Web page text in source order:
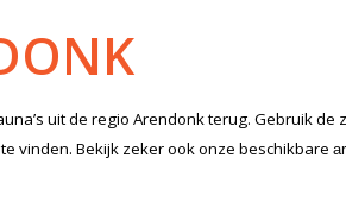
uit de regio Arendonkterug. Gebruik de
vinden. Bekijk zeker ook onze beschikbare